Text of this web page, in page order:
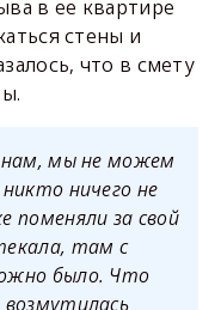
в ее квартире
стены и
что в смету
нам, мы не можем
ничего не
поменяли за свой
там с
было. Что